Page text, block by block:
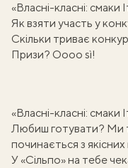
«Власні-класні: смаки
Як взяти участь у
Скільки триває
Призи? Оооо sì!
«Власні-класні: смаки
Любиш готувати? Ми
починається з якісних
У «Сільпо» на тебе